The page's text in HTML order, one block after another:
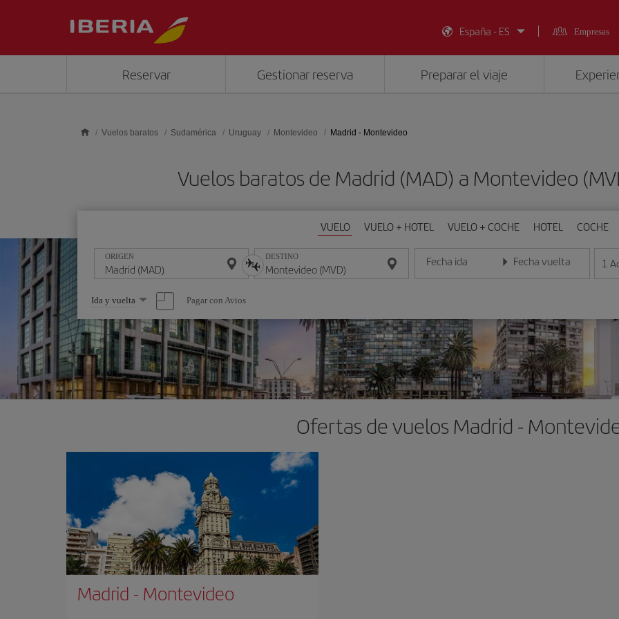
España - ES
Empresas
Reservar Gestionar reserva Preparar el viaje
Vuelos baratos Sudamérica Uruguay Montevideo Madrid - Montevideo
Vuelos baratos de Madrid (MAD) a Montevideo
VUELO VUELO + HOTEL VUELO + COCHE HOTEL COCHE
ORIGEN DESTINO Fecha ida
Introduce la fecha en formato día/mes/año
Fecha vuelta
Introduce la fecha en 1
Seleccione
una
opción
Ida y vuelta Pagar con Avios
Ofertas de vuelos Madrid -
Madrid - Montevideo